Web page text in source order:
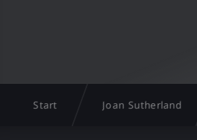
Start Joan Sutherland